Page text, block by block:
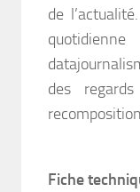
de
des
Fiche